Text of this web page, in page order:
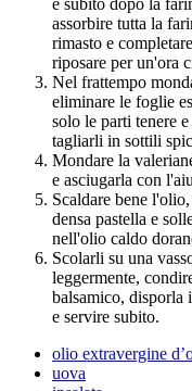
assorbire tutta la
rimasto e
riposare per un'ora
Nel frattempo
eliminare le foglie
solo le parti tenere
tagliarli in sottili
Mondare la
e asciugarla con
Scaldare bene
densa pastella e
nell'olio caldo
Scolarli su una
leggermente,
balsamico, disporla
e servire subito.
olio extravergine
uova